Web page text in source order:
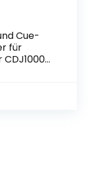
Cue-
für
CDJ1000